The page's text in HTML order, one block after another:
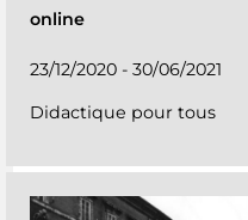
online
23/12/2020 - 30/06/2021
Didactique pour tous